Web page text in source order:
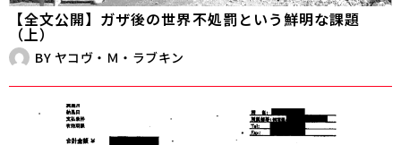
【全文公開】ガザ後の世界――不処罰という鮮明な課題
（上）
BY ヤコヴ・Ｍ・ラブキン